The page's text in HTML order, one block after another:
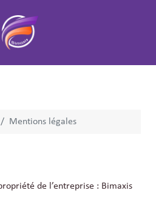
Mentions légales
de l’entreprise : Bimaxis